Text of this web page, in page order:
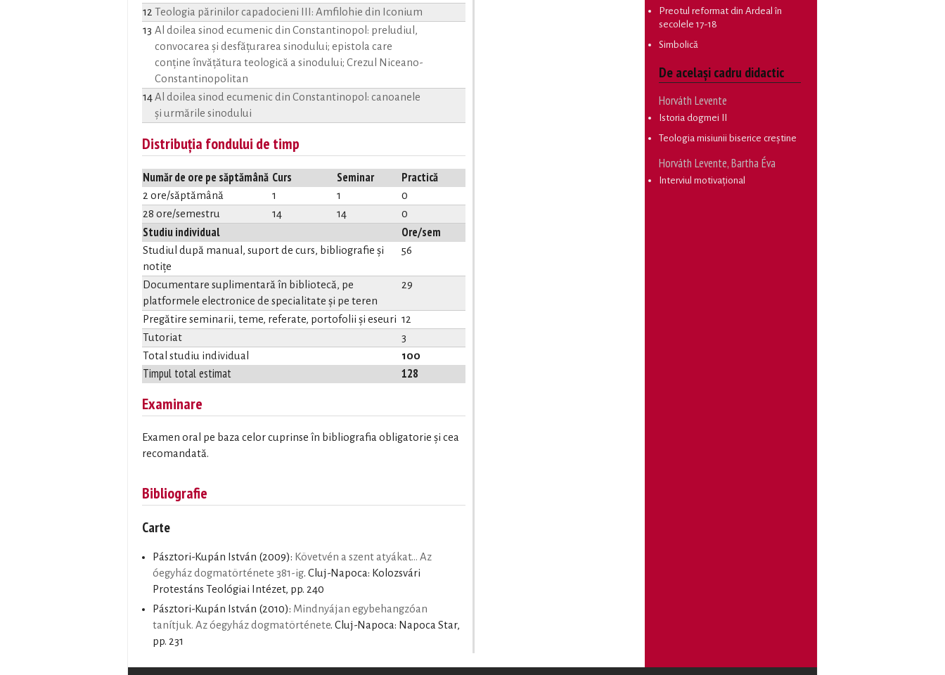
12 Teologia părinilor capadocieni III: Amfilohie din Iconium
13 Al doilea sinod ecumenic din Constantinopol: preludiul,
convocarea şi desfăţurarea sinodului; epistola care
conţine învăţătura teologică a sinodului; Crezul Niceano-
Constantinopolitan
14Al doilea sinod ecumenic din Constantinopol: canoanele
şi urmările sinodului
Distribuția fondului de timp
Număr de ore pe săptămână Curs Seminar Practică
2 ore/săptămână 1 1
0
28 ore/semestru
14 14 0
Studiu individual Ore/sem
Timpul total estimat 128
Studiul după manual, suport de curs, bibliografie și
notițe
56
Documentare suplimentară în bibliotecă, pe
platformele electronice de specialitate și pe teren
29
Pregătire seminarii, teme, referate, portofolii și eseuri 12
Tutoriat
3
Total studiu individual
100
Examinare
Examen oral pe baza celor cuprinse în bibliografia obligatorie şi cea
recomandată.
Bibliografie
Carte
Pásztori-Kupán István (2009): Követvén a szent atyákat... Az
óegyház dogmatörténete 381-ig. Cluj-Napoca: Kolozsvári
Protestáns Teológiai Intézet, pp. 240
Pásztori-Kupán István (2010): Mindnyájan egybehangzóan
tanítjuk. Az óegyház dogmatörténete. Cluj-Napoca: Napoca Star,
pp. 231
Preotul reformat din Ardeal în
secolele 17-18
Simbolică
De același cadru didactic
Horváth Levente
Istoria dogmei II
Teologia misiunii biserice creștine
Horváth Levente, Bartha Éva
Interviul motivațional